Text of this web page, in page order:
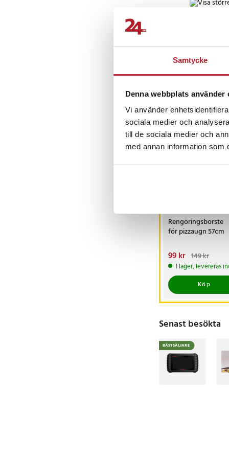
Samtycke
Denna webbplats använder
Vi använder
sociala medier och
till de sociala medier och
med annan information som
- Panelstorlek: ca 26
Reijo•9
Andra köpte
Rengöringsborste
för pizzaugn 57cm
Nuvarande pris
99 krTidigare pris:
149 kr
99 kr 149 kr
I lager, levereras
Köp
Senast besökta
BÄSTSÄLJARE